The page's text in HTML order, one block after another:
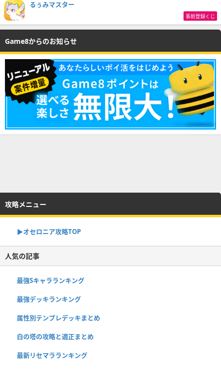
るぅみマスター
事前登録くじ
Game8からのお知らせ
攻略メニュー
▶︎オセロニア攻略TOP
人気の記事
最強Sキャラランキング
最強デッキランキング
属性別テンプレデッキまとめ
白の塔の攻略と適正まとめ
最新リセマラランキング